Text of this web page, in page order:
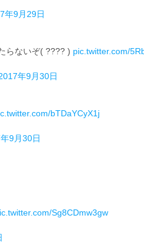
年9月29日
らないぞ( ???? ) pic.twitter.com/
年9月30日
bTDaYCyX1j
9月30日
Sg8CDmw3gw